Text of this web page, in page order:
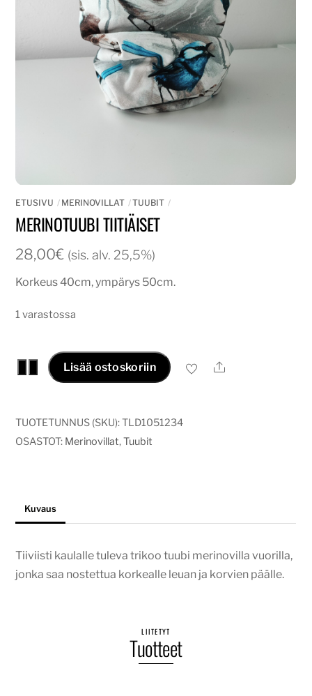
ETUSIVU MERINOVILLAT TUUBIT
MERINOTUUBI TIITIÄISET
28,00€ (sis. alv. 25,5%)
Korkeus 40cm, ympärys 50cm.
1 varastossa
Merinotuubi
tiitiäiset
Lisää ostoskoriin Ale
TUOTETUNNUS (SKU):TLD1051234
OSASTOT: Merinovillat,Tuubit
Kuvaus
Tiiviisti kaulalle tuleva trikoo tuubi merinovilla vuorilla,
jonka saa nostettua korkealle leuan ja korvien päälle.
LIITETYT
Tuotteet